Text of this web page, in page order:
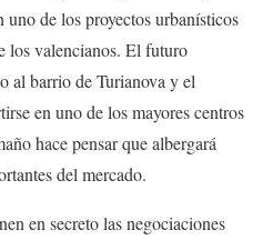
de los proyectos urbanísticos
los valencianos. El futuro
al barrio de Turianova y el
en uno de los mayores centros
hace pensar que albergará
del mercado.
en secreto las negociaciones